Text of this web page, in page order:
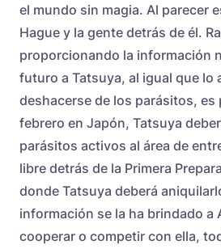
el mundo sin magia. Al parecer
Hague y la gente detrás de él.
proporcionando la información
futuro a Tatsuya, al igual que lo
deshacerse de los parásitos, es
febrero en Japón, Tatsuya
parásitos activos al área de
libre detrás de la Primera
donde Tatsuya deberá
información se la ha brindado a
cooperar o competir con ella,